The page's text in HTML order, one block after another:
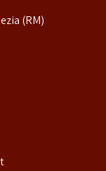
(RM)